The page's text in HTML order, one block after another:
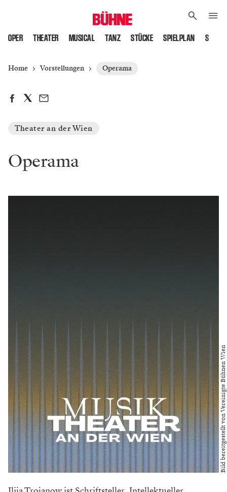
OPER THEATER MUSICAL TANZ STÜCKE SPIELPLAN
Home Vorstellungen Operama
Theater an der Wien
Operama
Bild bereitgestellt von Vereinigte Bühnen Wien